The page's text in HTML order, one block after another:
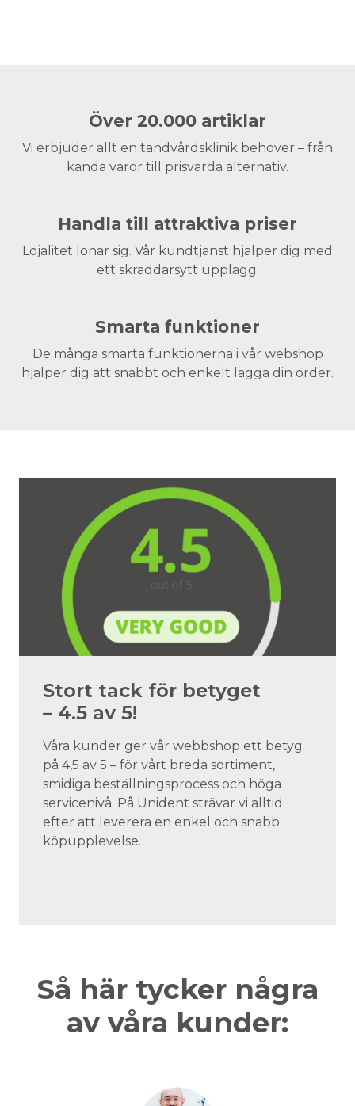
Över 20.000 artiklar
Vi erbjuder allt en tandvårdsklinik behöver – från
kända varor till prisvärda alternativ.
Handla till attraktiva priser
Lojalitet lönar sig. Vår kundtjänst hjälper dig med
ett skräddarsytt upplägg.
Smarta funktioner
De många smarta funktionerna i vår webshop
hjälper dig att snabbt och enkelt lägga din order.
Stort tack för betyget
– 4.5 av 5!
Våra kunder ger vår webbshop ett betyg
på 4,5 av 5 – för vårt breda sortiment,
smidiga beställningsprocess och höga
servicenivå. På Unident strävar vi alltid
efter att leverera en enkel och snabb
köpupplevelse.
Så här tycker några
av våra kunder: